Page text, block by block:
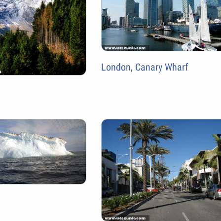
London, Canary Wharf